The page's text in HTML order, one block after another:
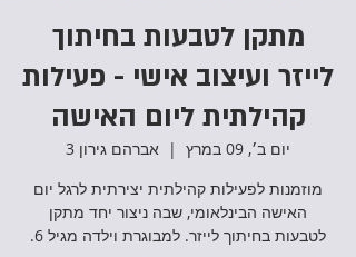
מתקן לטבעות בחיתוך
לייזר ועיצוב אישי - פעילות
קהילתית ליום האישה
יום ב׳, 09 במרץ
  |
אברהם גירון 3
מוזמנות לפעילות קהילתית יצירתית לרגל יום
האישה הבינלאומי, שבה ניצור יחד מתקן
לטבעות בחיתוך לייזר. למבוגרת וילדה מגיל 6.